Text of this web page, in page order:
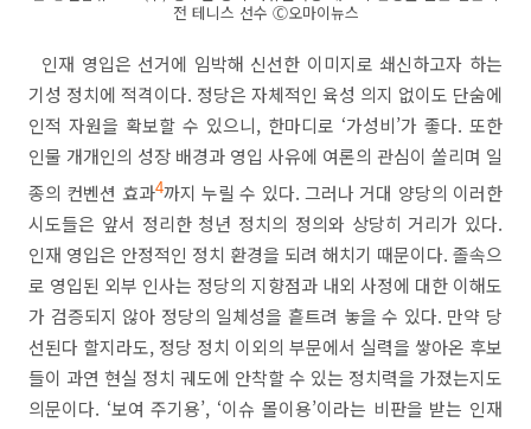
전 테니스 선수 Ⓒ오마이뉴스
인재 영입은 선거에 임박해 신선한 이미지로 쇄신하고자 하는
기성 정치에 적격이다. 정당은 자체적인 육성 의지 없이도 단숨에
인적 자원을 확보할 수 있으니, 한마디로 ‘가성비’가 좋다. 또한
인물 개개인의 성장 배경과 영입 사유에 여론의 관심이 쏠리며 일
종의 컨벤션 효과4까지 누릴 수 있다.그러나 거대 양당의 이러한
시도들은 앞서 정리한 청년 정치의 정의와 상당히 거리가 있다.
인재 영입은 안정적인 정치 환경을 되려 해치기 때문이다. 졸속으
로 영입된 외부 인사는 정당의 지향점과 내외 사정에 대한 이해도
가 검증되지 않아 정당의 일체성을 흩트려 놓을 수 있다. 만약 당
선된다 할지라도, 정당 정치 이외의 부문에서 실력을 쌓아온 후보
들이 과연 현실 정치 궤도에 안착할 수 있는 정치력을 가졌는지도
의문이다. ‘보여 주기용’, ‘이슈 몰이용’이라는 비판을 받는 인재